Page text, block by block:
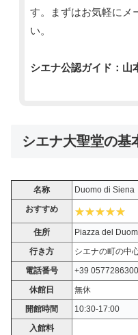
す。まずはお気軽にメ
い。
シエナ公認ガイド：山
シエナ大聖堂の基
名称
Duomo di Siena
おすすめ
住所
Piazza del
行き方
シエナの町の中
電話番号
+39 0577286300
休館日
無休
開館時間
10:30-17:00
入館料